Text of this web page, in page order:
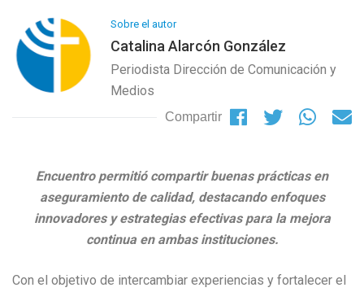
Sobre el autor
Catalina Alarcón González
Periodista Dirección de Comunicación y
Medios
Compartir
Encuentro permitió compartir buenas prácticas en
aseguramiento de calidad, destacando enfoques
innovadores y estrategias efectivas para la mejora
continua en ambas instituciones.
Con el objetivo de intercambiar experiencias y fortalecer el